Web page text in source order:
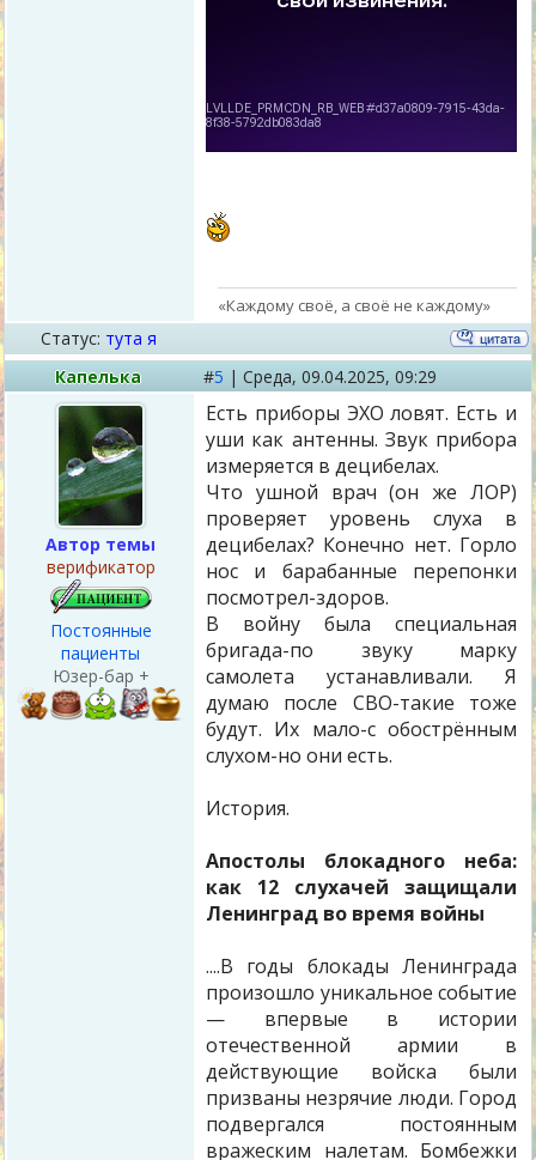
«Каждому своё, а своё не каждому»
Статус: тута я
Капелька
#5 | Среда, 09.04.2025, 09:29
Автор темы
верификатор
Постоянные
пациенты
Юзер-бар +
Есть приборы ЭХО ловят. Есть и
уши как антенны. Звук прибора
измеряется в децибелах.
Что ушной врач (он же ЛОР)
проверяет уровень слуха в
децибелах? Конечно нет. Горло
нос и барабанные перепонки
посмотрел-здоров.
В войну была специальная
бригада-по звуку марку
самолета устанавливали. Я
думаю после СВО-такие тоже
будут. Их мало-с обострённым
слухом-но они есть.
История.
Апостолы блокадного неба:
как 12 слухачей защищали
Ленинград во время войны
....В годы блокады Ленинграда
произошло уникальное событие
— впервые в истории
отечественной армии в
действующие войска были
призваны незрячие люди. Город
подвергался постоянным
вражеским налетам. Бомбежки